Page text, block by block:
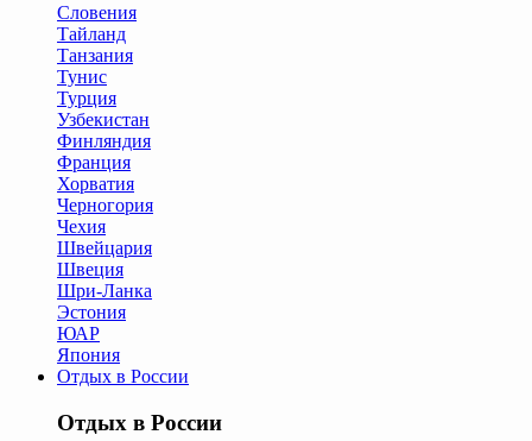
Словения
Тайланд
Танзания
Тунис
Турция
Узбекистан
Финляндия
Франция
Хорватия
Черногория
Чехия
Швейцария
Швеция
Шри-Ланка
Эстония
ЮАР
Япония
Отдых в России
Отдых в России